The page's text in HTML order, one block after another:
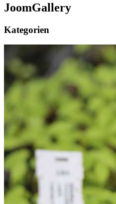
JoomGallery
Kategorien